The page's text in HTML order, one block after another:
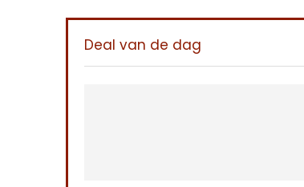
Deal van de dag